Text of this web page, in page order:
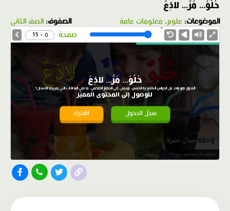
حُلْوٌ... مُرٌّ... لاذِعٌ
الموضوعات: علوم، معلومات عامة الصفوف: الصف الثاني
صفحة 0 - 15
حُلْوٌ... مُرٌّ... لاذِعٌ
التذوق هو واحد من الحواس التقليدية الخمس، وينتمي إلى الجهاز الهضمي. ما هي المذاقات التي يميزها الانسان؟
للوصول إلى المحتوى المميّز
سجّل الدخول اشترك
الناشر: دار عصافير